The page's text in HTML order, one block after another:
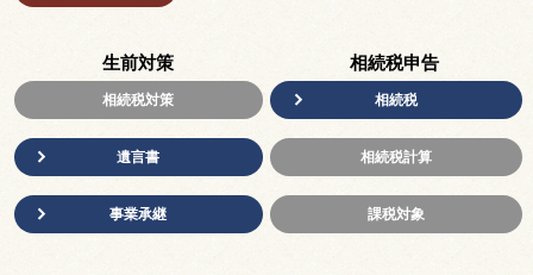
生前対策
相続税対策
遺言書
事業承継
相続税申告
相続税
相続税計算
課税対象